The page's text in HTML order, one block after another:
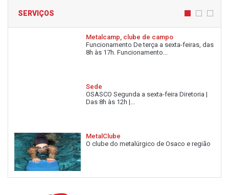
SERVIÇOS
Metalcamp, clube de campo
Funcionamento De terça a sexta-feiras, das
8h às 17h. Funcionamento...
Sede
OSASCO Segunda a sexta-feira Diretoria |
Das 8h às 12h |...
MetalClube
O clube do metalúrgico de Osaco e região